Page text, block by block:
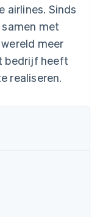
airlines. Sinds
met
meer
bedrijf heeft
realiseren.